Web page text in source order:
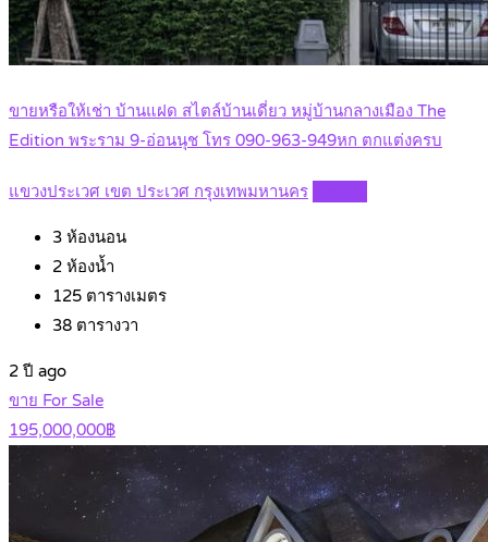
ขายหรือให้เช่า บ้านแฝด สไตล์บ้านเดี่ยว หมู่บ้านกลางเมือง The
Edition พระราม 9-อ่อนนุช โทร 090-963-949หก ตกแต่งครบ
แขวงประเวศ เขต ประเวศ กรุงเทพมหานคร
3 ห้องนอน
2 ห้องน้ำ
125 ตารางเมตร
38 ตารางวา
2 ปี ago
ขาย For Sale
195,000,000฿